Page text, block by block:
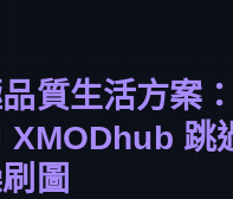
質生活方案：
XMODhub 跳
圖